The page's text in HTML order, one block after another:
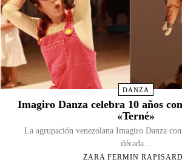
DANZA
Imagiro Danza celebra 10 años
«Terné»
La agrupación venezolana Imagiro Danza
década...
ZARA FERMIN